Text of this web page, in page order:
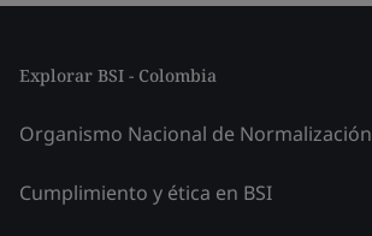
Explorar BSI - Colombia
Organismo Nacional de Normalización
Cumplimiento y ética en BSI